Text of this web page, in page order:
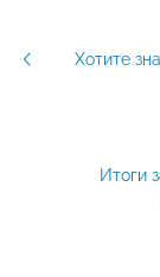
Хотите
Итоги